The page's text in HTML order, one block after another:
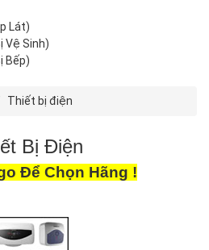
Lát)
Vệ Sinh)
Bếp)
Thiết bị điện
Bị Điện
Để Chọn Hãng !